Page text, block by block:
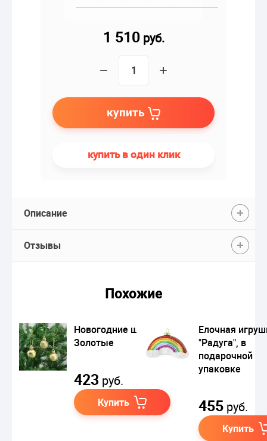
1 510руб.
− +
купить
купить в один клик
Описание
Отзывы
Похожие
Новогодние шары
Золотые
423 руб.
Купить
Елочная
"Радуга", в
подарочной
упаковке
455 руб.
Купить